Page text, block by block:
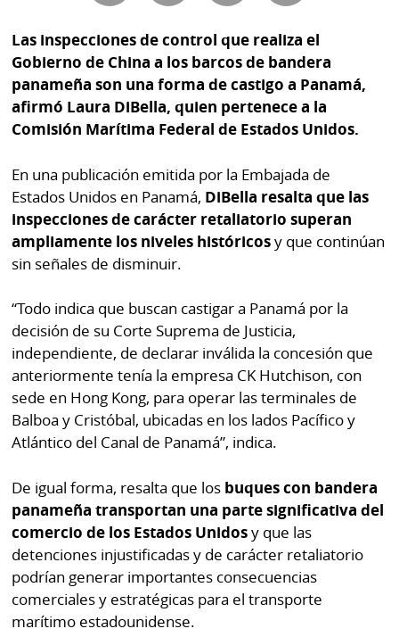
Buscador
Comunicados
Catálogos
Lotería
digital
Luctuosas
RSS
Temas
Autores
al
lector
Buenas
prácticas
OTROS
SITIOS
Metro
por
Metro
Panamá
Tus
Tiquetes
Cero
KM
Diario
Ellas
Club
La
Prensa
Busca
Fácil
⌾
⌾
Las inspecciones de control que realiza el
Gobierno de China a los barcos de bandera
panameña son una forma de castigo a Panamá,
afirmó Laura DiBella, quien pertenece a la
Comisión Marítima Federal de Estados Unidos.
En una publicación emitida por la Embajada de
Estados Unidos en Panamá, DiBella resalta que las
inspecciones de carácter retaliatorio superan
ampliamente los niveles históricosy que continúan
sin señales de disminuir.
“Todo indica que buscan castigar a Panamá por la
decisión de su Corte Suprema de Justicia,
independiente, de declarar inválida la concesión que
anteriormente tenía la empresa CK Hutchison, con
sede en Hong Kong, para operar las terminales de
Balboa y Cristóbal, ubicadas en los lados Pacífico y
Atlántico del Canal de Panamá”, indica.
De igual forma, resalta que los buques con bandera
panameña transportan una parte significativa del
comercio de los Estados Unidosy que las
detenciones injustificadas y de carácter retaliatorio
podrían generar importantes consecuencias
comerciales y estratégicas para el transporte
marítimo estadounidense.